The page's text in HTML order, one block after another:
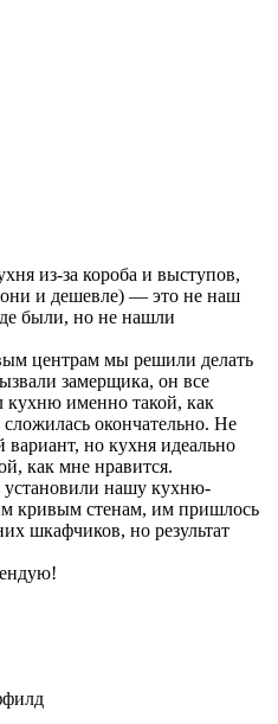
из-за короба и выступов,
они и дешевле) — это не наш
были, но не нашли
центрам мы решили делать
замерщика, он все
кухню именно такой, как
сложилась окончательно. Не
но кухня идеально
как мне нравится.
установили нашу кухню-
кривым стенам, им пришлось
шкафчиков, но результат